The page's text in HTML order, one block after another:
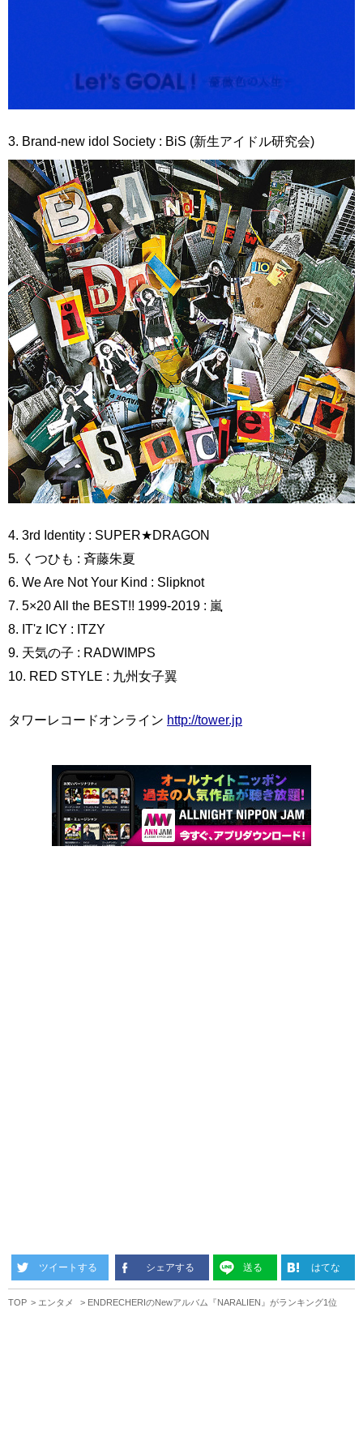
3. Brand-new idol Society : BiS (新生アイドル研究会)
4. 3rd Identity : SUPER★DRAGON
5. くつひも : 斉藤朱夏
6. We Are Not Your Kind : Slipknot
7. 5×20 All the BEST!! 1999-2019 : 嵐
8. IT'z ICY : ITZY
9. 天気の子 : RADWIMPS
10. RED STYLE : 九州女子翼
タワーレコードオンライン http://tower.jp
ツイートする シェアする 送る はてな
TOP エンタメ ENDRECHERIのNewアルバム『NARALIEN』がランキング1位